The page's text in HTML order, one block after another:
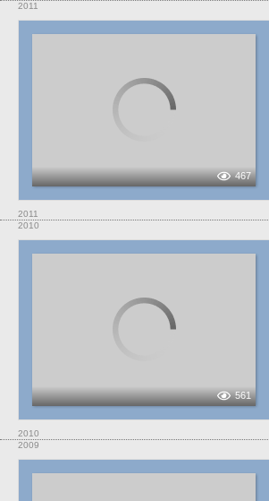
2011
467
2011
2010
561
2010
2009